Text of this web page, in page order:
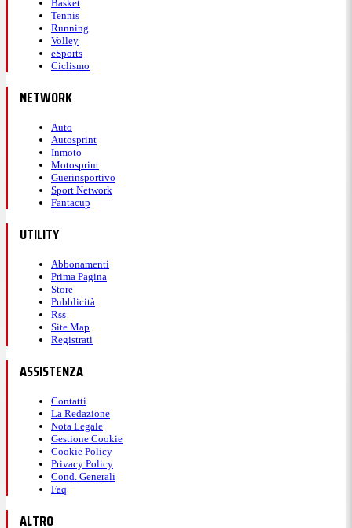
Basket
Tennis
Running
Volley
eSports
Ciclismo
NETWORK
Auto
Autosprint
Inmoto
Motosprint
Guerinsportivo
Sport Network
Fantacup
UTILITY
Abbonamenti
Prima Pagina
Store
Pubblicità
Rss
Site Map
Registrati
ASSISTENZA
Contatti
La Redazione
Nota Legale
Gestione Cookie
Cookie Policy
Privacy Policy
Cond. Generali
Faq
ALTRO